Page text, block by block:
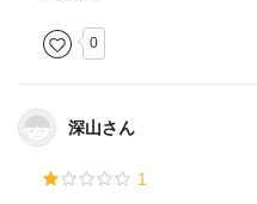
0
深山さん
1